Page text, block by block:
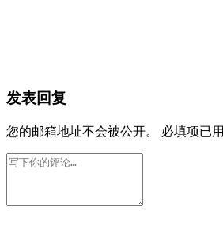
发表回复
您的邮箱地址不会被公开。 必填项已用